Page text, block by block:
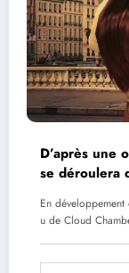
D’après une
se déroulera
En
u de Cloud